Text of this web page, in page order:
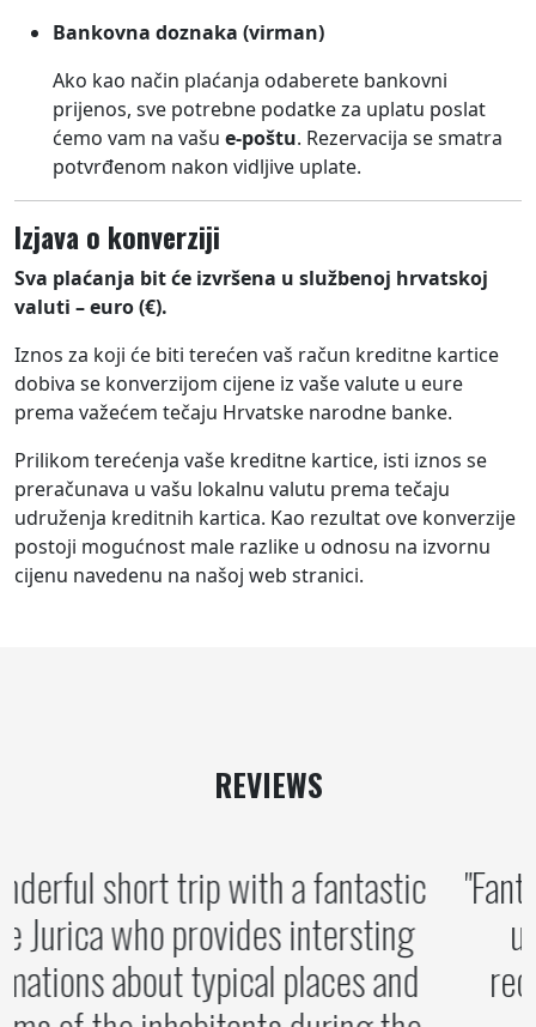
Bankovna doznaka (virman)
Ako kao način plaćanja odaberete bankovni
prijenos, sve potrebne podatke za uplatu poslat
ćemo vam na vašu e-poštu. Rezervacija se smatra
potvrđenom nakon vidljive uplate.
Izjava o konverziji
Sva plaćanja bit će izvršena u službenoj hrvatskoj
valuti – euro (€).
Iznos za koji će biti terećen vaš račun kreditne kartice
dobiva se konverzijom cijene iz vaše valute u eure
prema važećem tečaju Hrvatske narodne banke.
Prilikom terećenja vaše kreditne kartice, isti iznos se
preračunava u vašu lokalnu valutu prema tečaju
udruženja kreditnih kartica. Kao rezultat ove konverzije
postoji mogućnost male razlike u odnosu na izvornu
cijenu navedenu na našoj web stranici.
REVIEWS
wonderful short trip with a fantastic
guide Jurica who provides intersting
informations about typical places and